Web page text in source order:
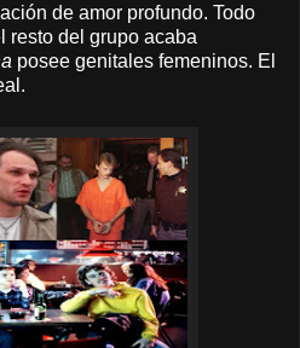
de amor profundo. Todo
resto del grupo acaba
posee genitales femeninos. El